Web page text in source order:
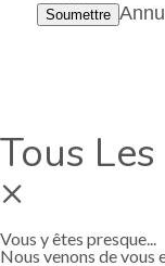
Soumettre
Tous
×
Vous y êtes presque...
Nous venons de vous